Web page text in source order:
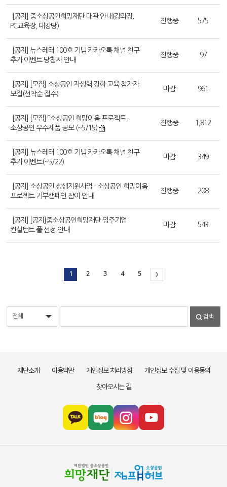
[공지] 중소상공인희망재단 대관 안내(강의장,
PC교육장, 대강당)
진행중 575
[공지] 뉴스레터 100호 기념 카카오톡 채널 친구
추가 이벤트 당첨자 안내
진행중 97
[공지] [모집] 소상공인 자생력 강화 교육 참가자
모집(선착순 접수)
마감 961
[공지] [모집] 「소상공인 희망이음 프로젝트」
소상공인 우수제품 공모 (~5/15)
진행중 1,812
[공지] 뉴스레터 100호 기념 카카오톡 채널 친구
추가 이벤트(~5/22)
마감 349
[공지] 소상공인 상생지원사업 - 소상공인 희망이음
프로젝트 기부캠페인 참여 안내
진행중 208
[공지] [공지]중소상공인희망재단 입주기업
컨설턴트 풀 선정 안내
마감 543
1 2 3 4 5 >
검색
재단소개 이용약관 개인정보 처리방침
개인정보 수집 및 이용동의
찾아오시는 길